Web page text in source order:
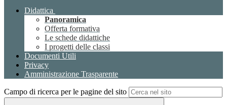
Didattica
Panoramica
Offerta formativa
Le schede didattiche
I progetti delle classi
Documenti Utili
Privacy
Amministrazione Trasparente
Campo di ricerca per le pagine del sito